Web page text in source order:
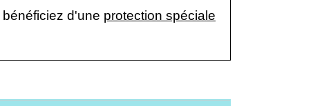
bénéficiez d'une protection spéciale